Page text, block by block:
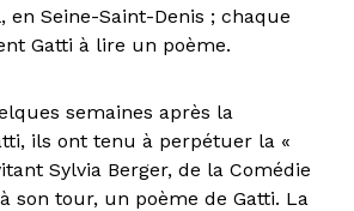
en Seine-Saint-Denis ; chaque
Gatti à lire un poème.
semaines après la
ils ont tenu à perpétuer la «
Sylvia Berger, de la Comédie
son tour, un poème de Gatti. La